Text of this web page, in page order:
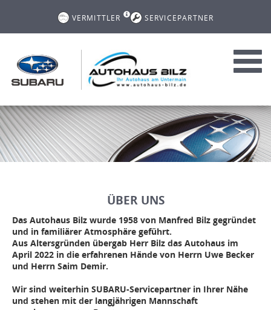
VERMITTLER SERVICEPARTNER
ÜBER UNS
Das Autohaus Bilz wurde 1958 von Manfred Bilz gegründet
und in familiärer Atmosphäre geführt.
Aus Altersgründen übergab Herr Bilz das Autohaus im
April 2022 in die erfahrenen Hände von Herrn Uwe Becker
und Herrn Saim Demir.
Wir sind weiterhin SUBARU-Servicepartner in Ihrer Nähe
und stehen mit der langjährigen Mannschaft